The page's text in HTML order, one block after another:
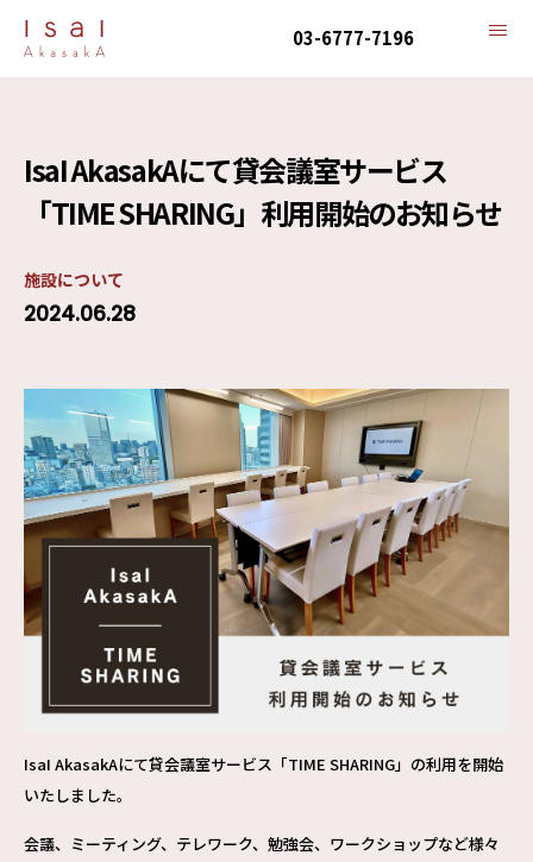
03-6777-7196
IsaI AkasakAにて貸会議室サービス
「TIME SHARING」利用開始のお知らせ
施設について
2024.06.28
IsaI AkasakAにて貸会議室サービス「TIME SHARING」の利用を開始
いたしました。
会議、ミーティング、テレワーク、勉強会、ワークショップなど様々